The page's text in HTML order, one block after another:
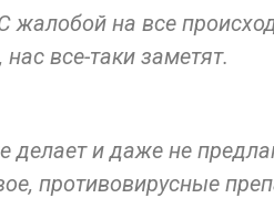
жалобой на все
все-таки заметят.
и даже не
противовирусные